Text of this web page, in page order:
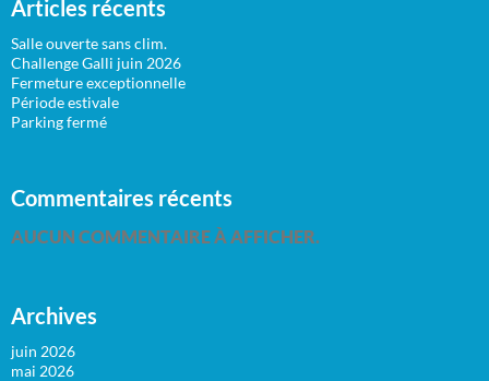
Articles récents
Salle ouverte sans clim.
Challenge Galli juin 2026
Fermeture exceptionnelle
Période estivale
Parking fermé
Commentaires récents
AUCUN COMMENTAIRE À AFFICHER.
Archives
juin 2026
mai 2026